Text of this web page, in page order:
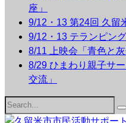
座」
9/12・13 第24回 久留
9/12・13 テランピング
8/11 上映会「青色と灰
8/29 ひまわり親子サ
交流」
Search
for: